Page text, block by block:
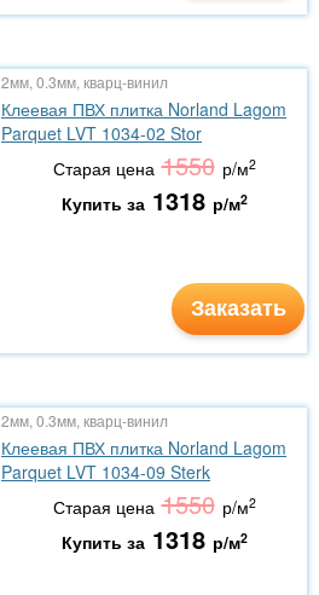
2мм, 0.3мм, кварц-винил
Клеевая ПВХ плитка Norland Lagom
Parquet LVT 1034-02 Stor
Старая цена 1550 р/м2
Купить за 1318 р/м2
Заказать
2мм, 0.3мм, кварц-винил
Клеевая ПВХ плитка Norland Lagom
Parquet LVT 1034-09 Sterk
Старая цена 1550 р/м2
Купить за 1318 р/м2